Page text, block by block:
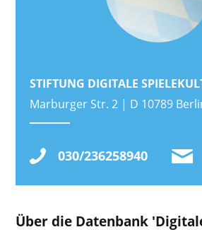
STIFTUNG DIGITALE
Marburger Str. 2 | D 10789
030/236258940
Über die Datenbank